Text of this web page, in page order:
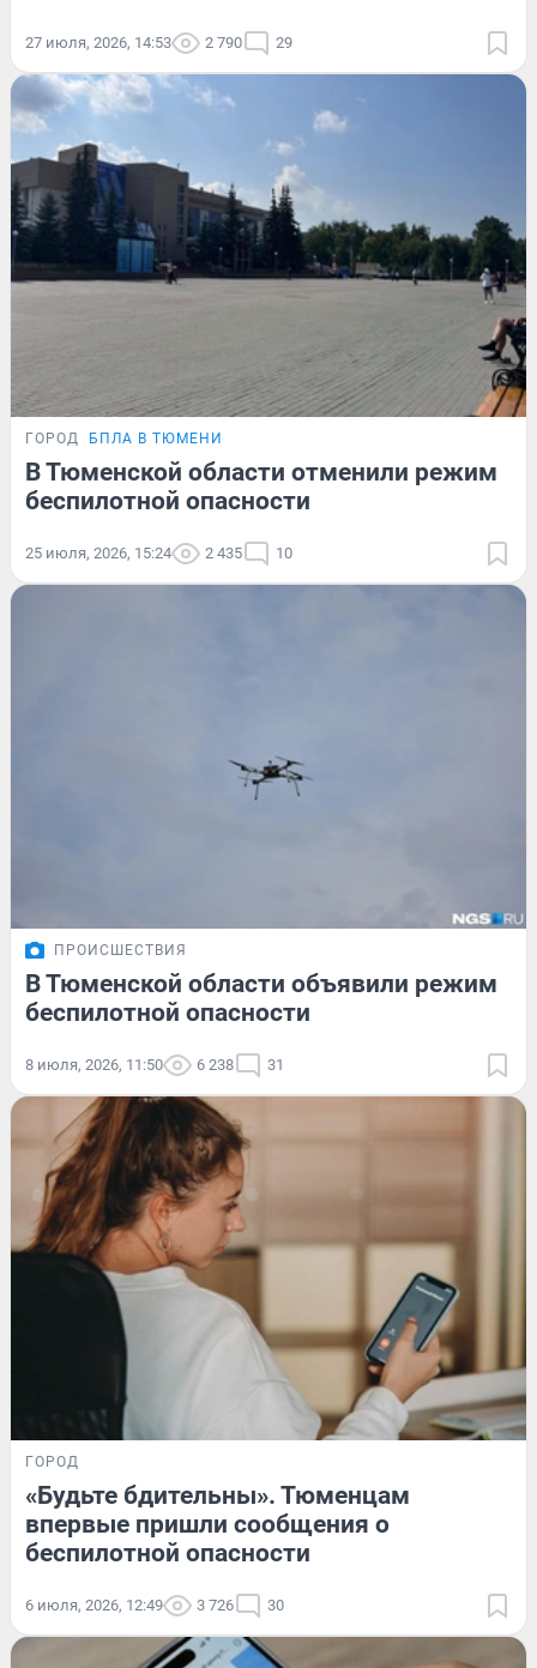
27 июля, 2026, 14:53 2 790 29
ГОРОД БПЛА В ТЮМЕНИ
В Тюменской области отменили режим
беспилотной опасности
25 июля, 2026, 15:24 2 435 10
ПРОИСШЕСТВИЯ
В Тюменской области объявили режим
беспилотной опасности
8 июля, 2026, 11:50 6 238 31
ГОРОД
«Будьте бдительны». Тюменцам
впервые пришли сообщения о
беспилотной опасности
6 июля, 2026, 12:49 3 726 30